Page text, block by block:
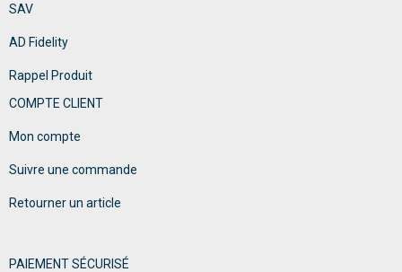
SAV
AD Fidelity
Rappel Produit
COMPTE CLIENT
Mon compte
Suivre une commande
Retourner un article
PAIEMENT SÉCURISÉ